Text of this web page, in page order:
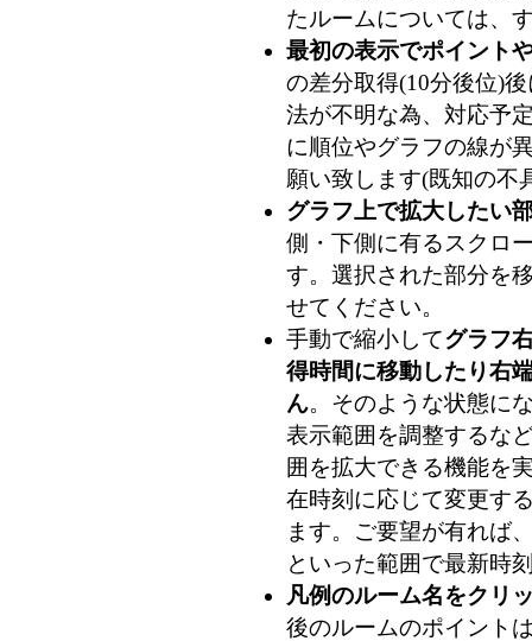
たルームについては、
最初の表示でポイント
の差分取得(10分後位)
法が不明な為、対応予
に順位やグラフの線が
願い致します(既知の不
グラフ上で拡大したい
側・下側に有るスクロ
す。選択された部分を
せてください。
手動で縮小してグラフ
得時間に移動したり右
ん。そのような状態に
表示範囲を調整するな
囲を拡大できる機能を
在時刻に応じて変更す
ます。ご要望が有れば
といった範囲で最新時
凡例のルーム名をクリ
後のルームのポイント